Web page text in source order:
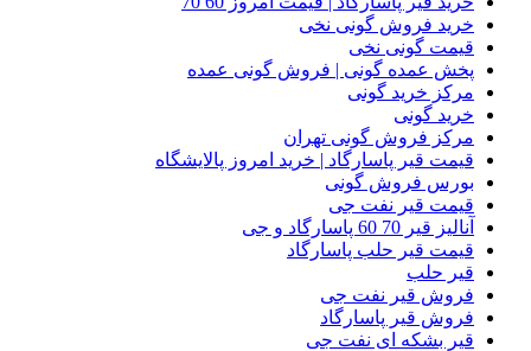
خرید فروش گونی نخی
قیمت گونی نخی
پخش عمده گونی | فروش گونی عمده
مرکز خرید گونی
خرید گونی
مرکز فروش گونی تهران
قیمت قیر پاسارگاد | خرید امروز پالایشگاه
بورس فروش گونی
قیمت قیر نفت جی
آنالیز قیر 70 60 پاسارگاد و جی
قیمت قیر حلب پاسارگاد
قیر حلب
فروش قیر نفت جی
فروش قیر پاسارگاد
قیر بشکه ای نفت جی